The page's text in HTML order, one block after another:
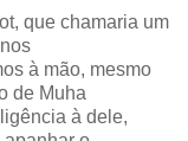
que chamaria um
à mão, mesmo
de Muha
à dele,